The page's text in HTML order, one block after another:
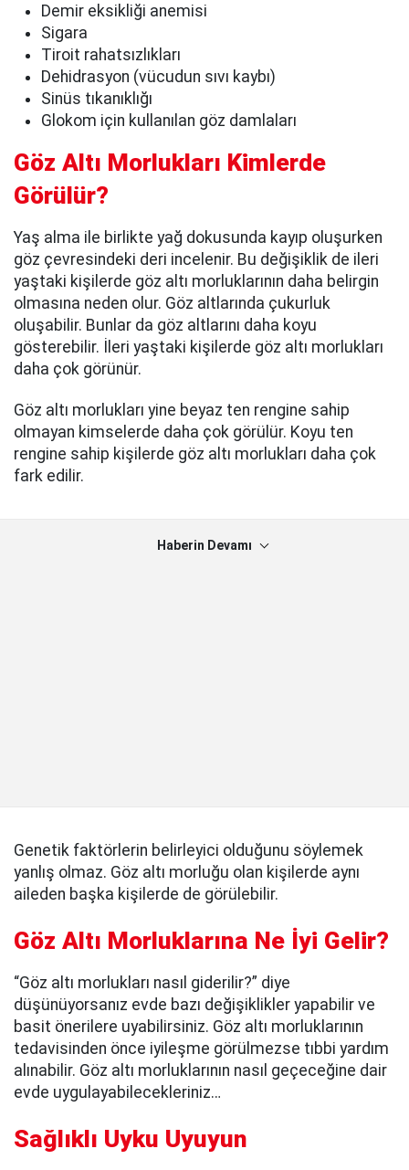
Demir eksikliği anemisi
Sigara
Tiroit rahatsızlıkları
Dehidrasyon (vücudun sıvı kaybı)
Sinüs tıkanıklığı
Glokom için kullanılan göz damlaları
Göz Altı Morlukları Kimlerde
Görülür?
Yaş alma ile birlikte yağ dokusunda kayıp oluşurken
göz çevresindeki deri incelenir. Bu değişiklik de ileri
yaştaki kişilerde göz altı morluklarının daha belirgin
olmasına neden olur. Göz altlarında çukurluk
oluşabilir. Bunlar da göz altlarını daha koyu
gösterebilir. İleri yaştaki kişilerde göz altı morlukları
daha çok görünür.
Göz altı morlukları yine beyaz ten rengine sahip
olmayan kimselerde daha çok görülür. Koyu ten
rengine sahip kişilerde göz altı morlukları daha çok
fark edilir.
Haberin Devamı
Genetik faktörlerin belirleyici olduğunu söylemek
yanlış olmaz. Göz altı morluğu olan kişilerde aynı
aileden başka kişilerde de görülebilir.
Göz Altı Morluklarına Ne İyi Gelir?
“Göz altı morlukları nasıl giderilir?” diye
düşünüyorsanız evde bazı değişiklikler yapabilir ve
basit önerilere uyabilirsiniz. Göz altı morluklarının
tedavisinden önce iyileşme görülmezse tıbbi yardım
alınabilir. Göz altı morluklarının nasıl geçeceğine dair
evde uygulayabilecekleriniz…
Sağlıklı Uyku Uyuyun